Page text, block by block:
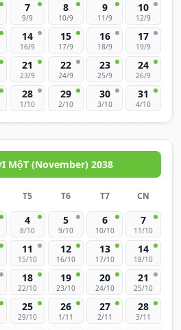
7
9/9
8
10/9
9
11/9
10
12/9
14
16/9
15
17/9
16
18/9
17
19/9
21
23/9
22
24/9
23
25/9
24
26/9
28
1/10
29
2/10
30
3/10
31
4/10
MộT (November) 2038
T5 T6 T7 CN
4
8/10
5
9/10
6
10/10
7
11/10
11
15/10
12
16/10
13
17/10
14
18/10
18
22/10
19
23/10
20
24/10
21
25/10
25
29/10
26
1/11
27
2/11
28
3/11